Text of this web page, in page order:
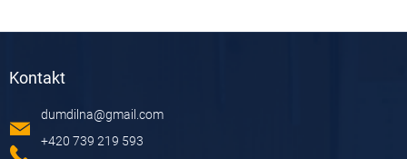
Kontakt
dumdilna@gmail.com
+420 739 219 593